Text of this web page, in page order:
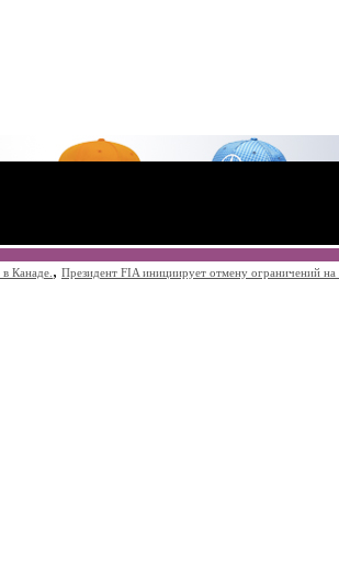
Канаде. , Президент FIA инициирует отмену ограничений на